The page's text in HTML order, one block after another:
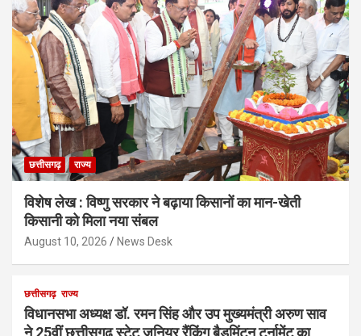
छत्तीसगढ़ राज्य
विशेष लेख : विष्णु सरकार ने बढ़ाया किसानों का मान-खेती
किसानी को मिला नया संबल
August 10, 2026 News Desk
छत्तीसगढ़ राज्य
विधानसभा अध्यक्ष डॉ. रमन सिंह और उप मुख्यमंत्री अरुण साव